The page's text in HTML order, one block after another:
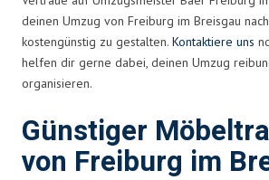
deinen Umzug von Freiburg im Breisgau
kostengünstig zu gestalten. Kontaktiere uns
helfen dir gerne dabei, deinen Umzug
organisieren.
Günstiger
von Freiburg im